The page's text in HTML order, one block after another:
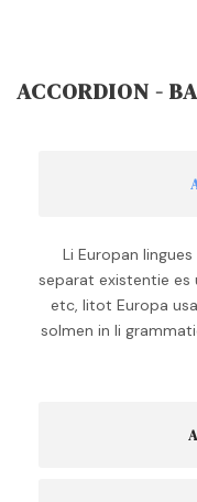
ACCORDION -
Li Europan
separat existentie es
etc, litot Europa
solmen in li